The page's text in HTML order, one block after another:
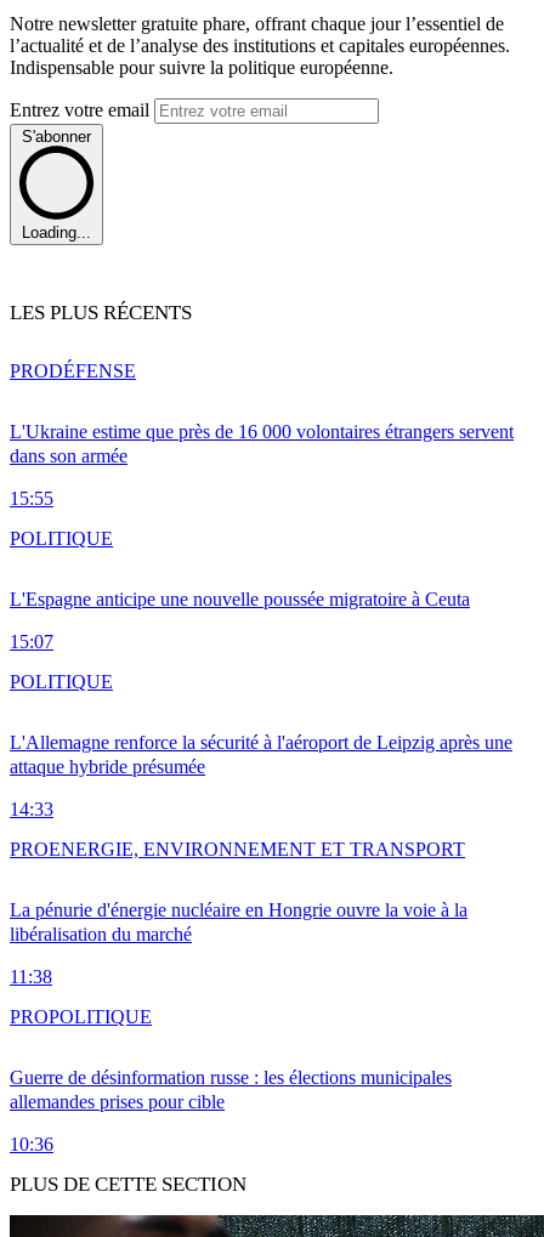
Notre newsletter gratuite phare, offrant chaque jour l’essentiel de
l’actualité et de l’analyse des institutions et capitales européennes.
Indispensable pour suivre la politique européenne.
Entrez votre email
S'abonner
Loading...
LES PLUS RÉCENTS
L'Ukraine estime que près de 16 000 volontaires étrangers servent
dans son armée
15:55
PRODÉFENSE
L'Espagne anticipe une nouvelle poussée migratoire à Ceuta
15:07
POLITIQUE
L'Allemagne renforce la sécurité à l'aéroport de Leipzig après une
attaque hybride présumée
14:33
POLITIQUE
La pénurie d'énergie nucléaire en Hongrie ouvre la voie à la
libéralisation du marché
11:38
PROENERGIE, ENVIRONNEMENT ET TRANSPORT
Guerre de désinformation russe : les élections municipales
allemandes prises pour cible
10:36
PROPOLITIQUE
PLUS DE CETTE SECTION